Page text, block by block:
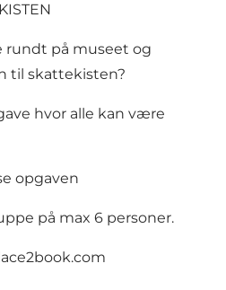
rundt på museet og
til skattekisten?
hvor alle kan være
opgaven
på max 6 personer.